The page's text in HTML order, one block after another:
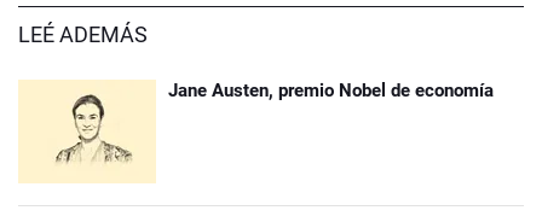
LEÉ ADEMÁS
Jane Austen, premio Nobel de economía